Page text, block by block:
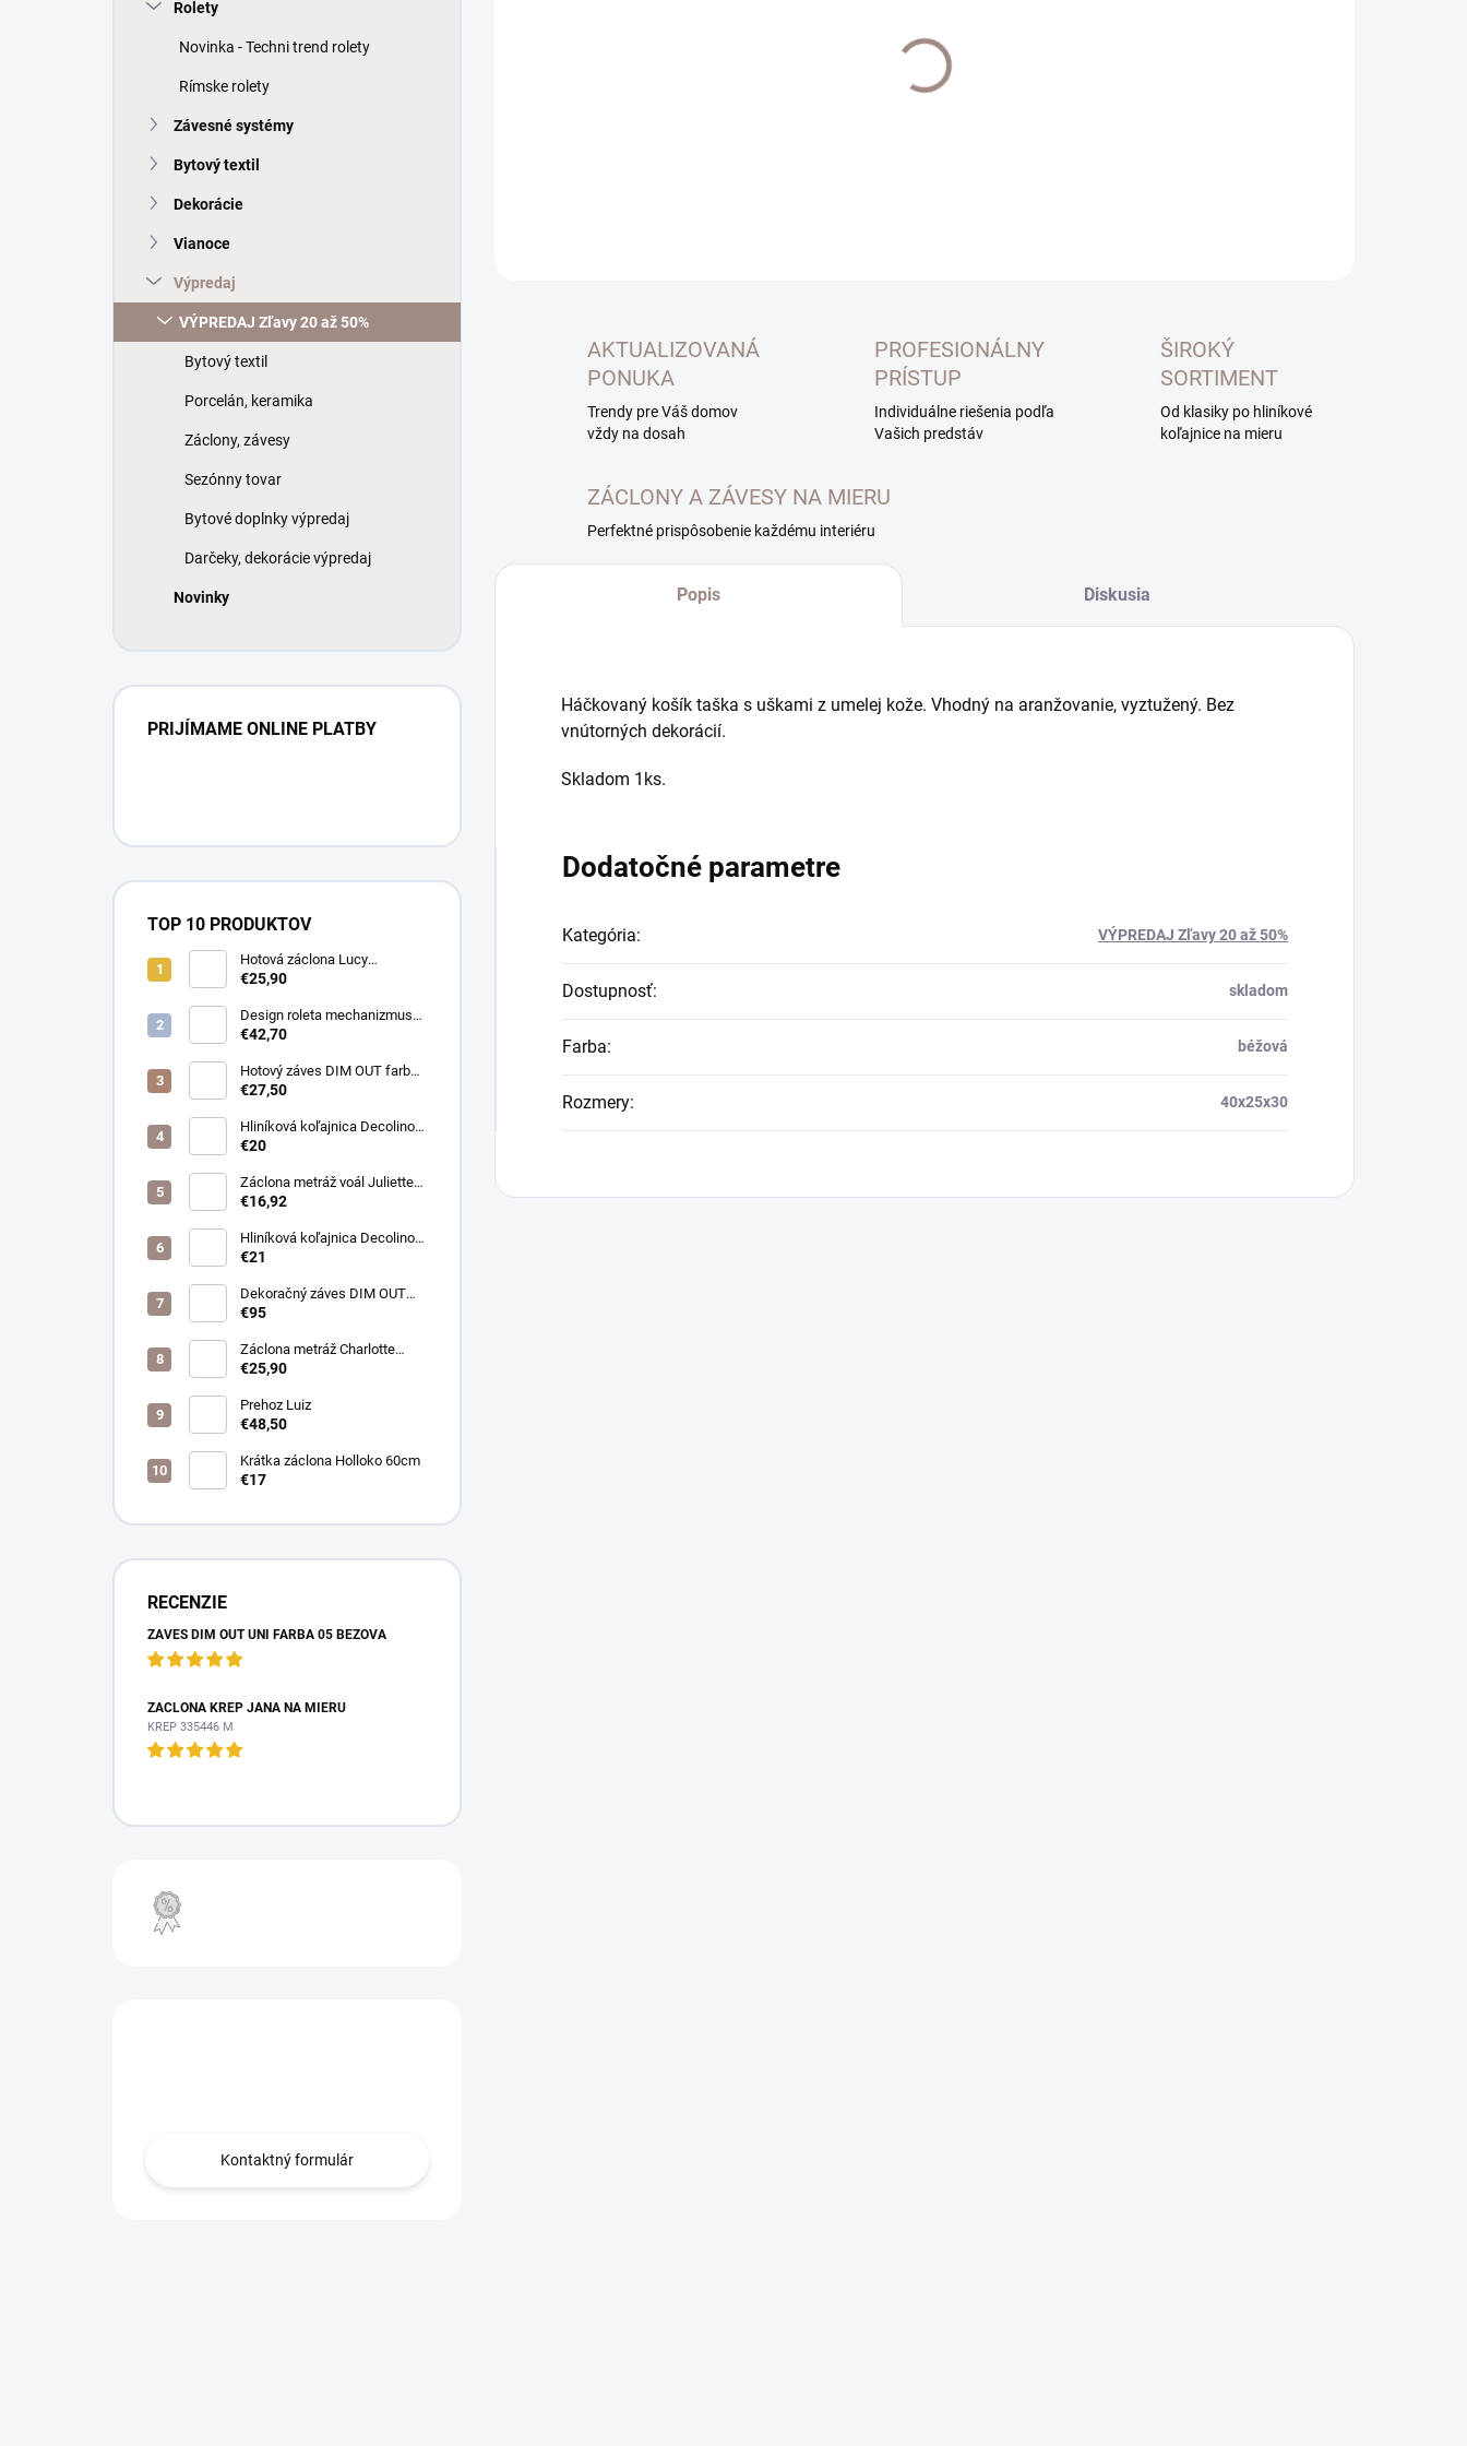
Rolety
Novinka - Techni trend rolety
Rímske rolety
Závesné systémy
Bytový textil
Dekorácie
Vianoce
Výpredaj
VÝPREDAJ Zľavy 20 až 50%
Bytový textil
Porcelán, keramika
Záclony, závesy
Sezónny tovar
Bytové doplnky výpredaj
Darčeky, dekorácie výpredaj
Novinky
PRIJÍMAME ONLINE PLATBY
TOP 10 PRODUKTOV
Hotová záclona Lucy
300x250cm tunel
€25,90
Design roleta mechanizmus
otvorený farba čierna /bez
€42,70
Hotový záves DIM OUT farba
cappuccino
€27,50
Hliníková koľajnica Decolino
čierna
€20
Záclona metráž voál Juliette
farba biela
€16,92
Hliníková koľajnica Decolino
bronz
€21
Dekoračný záves DIM OUT
Pierot farba 08
€95
Záclona metráž Charlotte
púdrová
€25,90
Prehoz Luiz
€48,50
Krátka záclona Holloko 60cm
€17
RECENZIE
ZÁVES DIM OUT UNI FARBA 05 BÉŽOVÁ
ZÁCLONA KREP JANA NA MIERU
KREP 335446 M
Kontaktný formulár
DORUČENIA
AKTUALIZOVANÁ
PONUKA
Trendy pre Váš domov
vždy na dosah
PROFESIONÁLNY
PRÍSTUP
Individuálne riešenia podľa
Vašich predstáv
ŠIROKÝ
SORTIMENT
Od klasiky po hliníkové
koľajnice na mieru
ZÁCLONY A ZÁVESY NA MIERU
Perfektné prispôsobenie každému interiéru
Popis Diskusia
Háčkovaný košík taška s uškami z umelej kože. Vhodný na aranžovanie, vyztužený. Bez
vnútorných dekorácií.
Skladom 1ks.
Dodatočné parametre
Kategória: VÝPREDAJ Zľavy 20 až 50%
Dostupnosť: skladom
Farba: béžová
Rozmery: 40x25x30